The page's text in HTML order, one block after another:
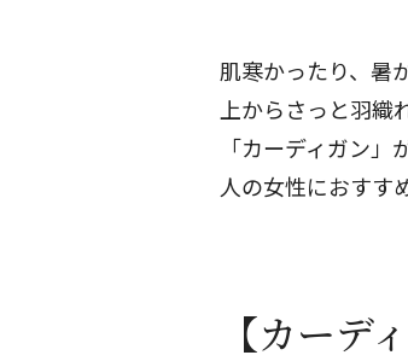
肌寒かったり、暑
上からさっと羽織
「カーディガン
人の女性におすす
【カーデ